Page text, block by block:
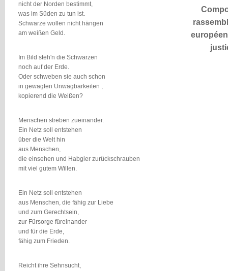
nicht der Norden bestimmt,
was im Süden zu tun ist.
Schwarze wollen nicht hängen
am weißen Geld.
Im Bild steh'n die Schwarzen
noch auf der Erde.
Oder schweben sie auch schon
in gewagten Unwägbarkeiten ,
kopierend die Weißen?
Menschen streben zueinander.
Ein Netz soll entstehen
über die Welt hin
aus Menschen,
die einsehen und Habgier zurückschrauben
mit viel gutem Willen.
Ein Netz soll entstehen
aus Menschen, die fähig zur Liebe
und zum Gerechtsein,
zur Fürsorge füreinander
und für die Erde,
fähig zum Frieden.
Reicht ihre Sehnsucht,